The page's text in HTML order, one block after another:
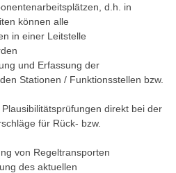
d.h. in
können alle
in einer Leitstelle
und Erfassung der
Stationen / Funktionsstellen bzw.
direkt bei der
für Rück- bzw.
von Regeltransporten
des aktuellen